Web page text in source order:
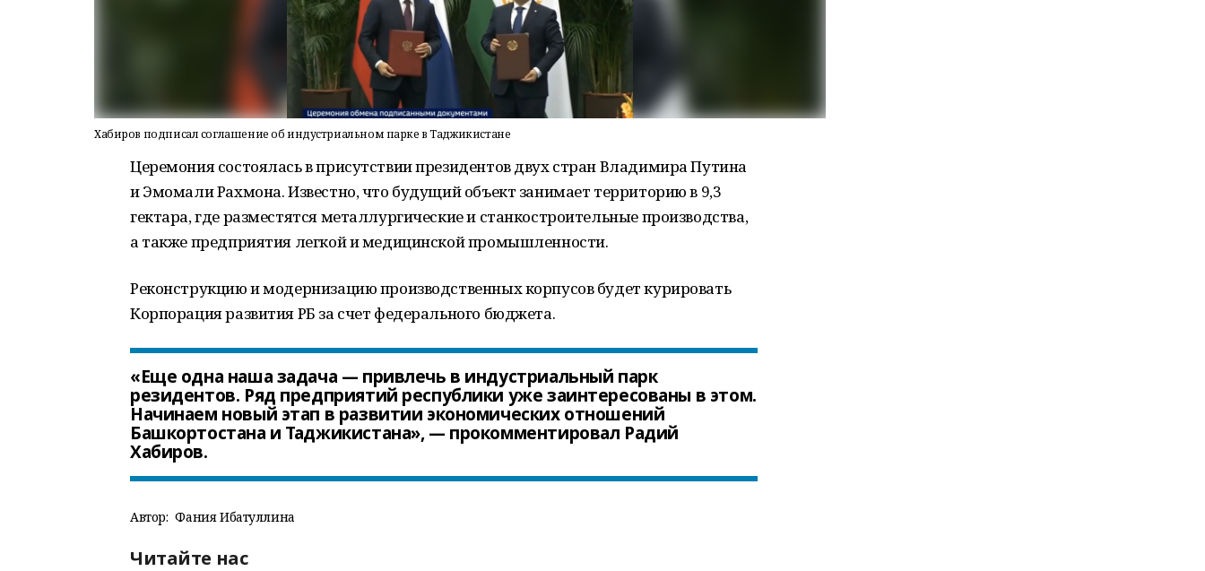
Хабиров подписал соглашение об индустриальном парке в Таджикистане
Церемония состоялась в присутствии президентов двух стран Владимира Путина
и Эмомали Рахмона. Известно, что будущий объект занимает территорию в 9,3
гектара, где разместятся металлургические и станкостроительные производства,
а также предприятия легкой и медицинской промышленности.
Реконструкцию и модернизацию производственных корпусов будет курировать
Корпорация развития РБ за счет федерального бюджета.
«Еще одна наша задача — привлечь в индустриальный парк
резидентов. Ряд предприятий республики уже заинтересованы в этом.
Начинаем новый этап в развитии экономических отношений
Башкортостана и Таджикистана», — прокомментировал Радий
Хабиров.
Автор: Фания Ибатуллина
Читайте нас